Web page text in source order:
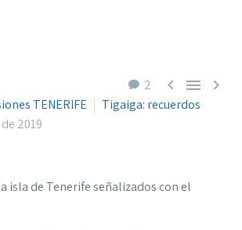
2   
TENERIFE
Tigaiga: recuerdos
2019
isla de Tenerife señalizados con el